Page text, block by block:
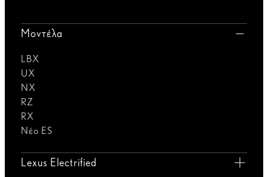
Μοντέλα
LBX
UX
NX
RZ
RX
Νέο ES
Lexus Electrified